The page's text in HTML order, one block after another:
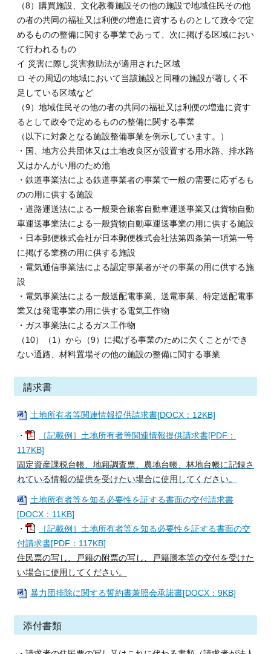
（8）購買施設、文化教養施設その他の施設で地域住民その他
の者の共同の福祉又は利便の増進に資するものとして政令で定
めるものの整備に関する事業であって、次に掲げる区域におい
て行われるもの
イ 災害に際し災害救助法が適用された区域
ロ その周辺の地域において当該施設と同種の施設が著しく不
足している区域など
（9）地域住民その他の者の共同の福祉又は利便の増進に資す
るとして政令で定めるものの整備に関する事業
（以下に対象となる施設整備事業を例示しています。）
・国、地方公共団体又は土地改良区が設置する用水路、排水路
又はかんがい用のため池
・鉄道事業法による鉄道事業者の事業で一般の需要に応ずるも
のの用に供する施設
・道路運送法による一般乗合旅客自動車運送事業又は貨物自動
車運送事業法による一般貨物自動車運送事業の用に供する施設
・日本郵便株式会社が日本郵便株式会社法第四条第一項第一号
に掲げる業務の用に供する施設
・電気通信事業法による認定事業者がその事業の用に供する施
設
・電気事業法による一般送配電事業、送電事業、特定送配電事
業又は発電事業の用に供する電気工作物
・ガス事業法によるガス工作物
（10）（1）から（9）に掲げる事業のために欠くことができ
ない通路、材料置場その他の施設の整備に関する事業
請求書
土地所有者等関連情報提供請求書[DOCX：12KB]
・
［記載例］土地所有者等関連情報提供請求書[PDF：
117KB]
固定資産課税台帳、地籍調査票、農地台帳、林地台帳に記録さ
れている情報の提供を受けたい場合に使用してください。
土地所有者等を知る必要性を証する書面の交付請求書
[DOCX：11KB]
・
［記載例］土地所有者等を知る必要性を証する書面の交
付請求書[PDF：117KB]
住民票の写し、戸籍の附票の写し、戸籍謄本等の交付を受けた
い場合に使用してください。
暴力団排除に関する誓約書兼照会承諾書[DOCX：9KB]
添付書類